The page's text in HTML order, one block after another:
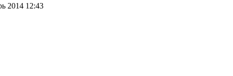
2014 12:43